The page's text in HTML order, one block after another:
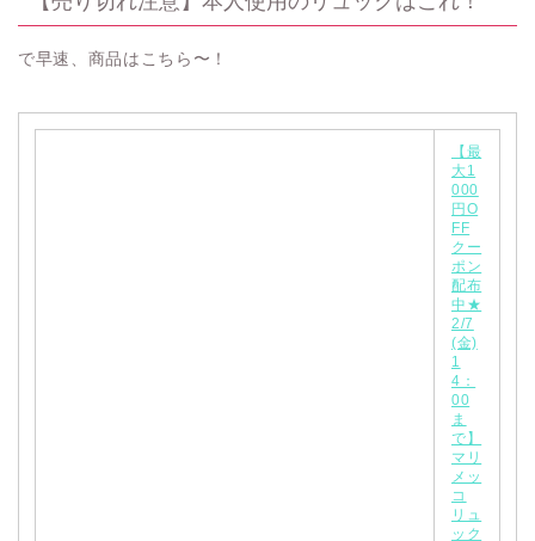
で早速、商品はこちら〜！
【最
大1
000
円O
FF
クー
ポン
配布
中★
2/7
(金)
1
4：
00
ま
で】
マリ
メッ
コ
リュ
ック